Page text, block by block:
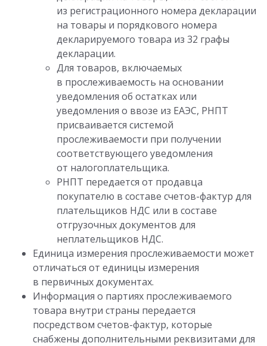
из регистрационного номера декларации
на товары и порядкового номера
декларируемого товара из 32 графы
декларации.
Для товаров, включаемых
в прослеживаемость на основании
уведомления об остатках или
уведомления о ввозе из ЕАЭС, РНПТ
присваивается системой
прослеживаемости при получении
соответствующего уведомления
от налогоплательщика.
РНПТ передается от продавца
покупателю в составе счетов-фактур для
плательщиков НДС или в составе
отгрузочных документов для
неплательщиков НДС.
Единица измерения прослеживаемости может
отличаться от единицы измерения
в первичных документах.
Информация о партиях прослеживаемого
товара внутри страны передается
посредством счетов-фактур, которые
снабжены дополнительными реквизитами для